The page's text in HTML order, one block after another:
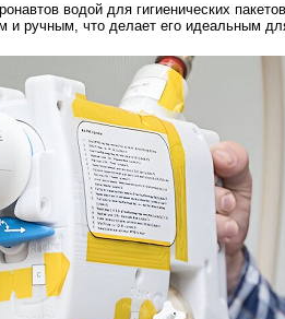
водой для гигиенических
и ручным, что делает его идеальным